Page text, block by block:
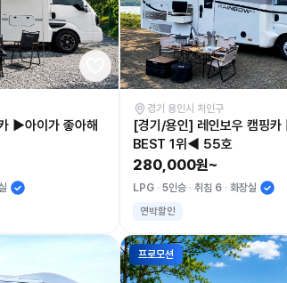
▶아이가 좋아해
경기 용인시 처인구
[경기/용인] 레인보우 캠핑
BEST 1위◀ 55호
280,000원~
LPG 5인승 취침 6 화장실
연박할인
프로모션